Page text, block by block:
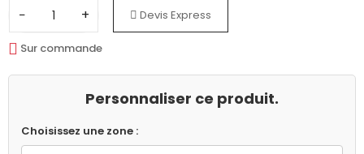
− + Devis Express
Sur commande
Personnaliser ce produit.
Choisissez une zone :